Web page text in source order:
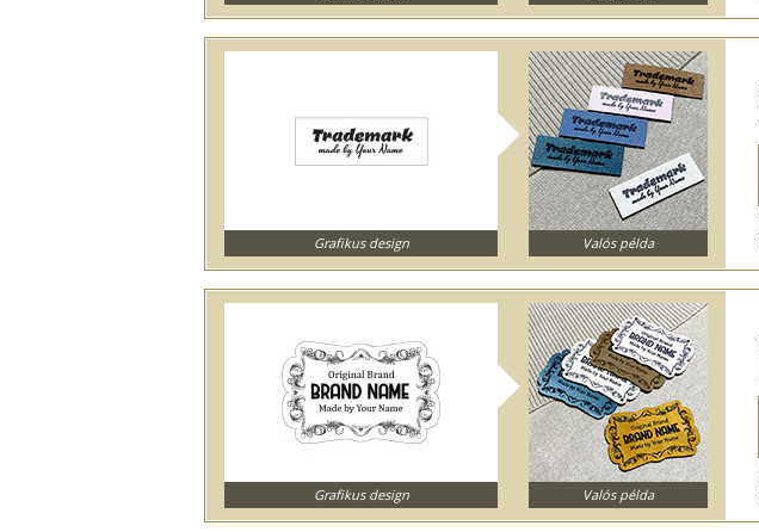
Grafikus design Valós példa
Grafikus design Valós példa